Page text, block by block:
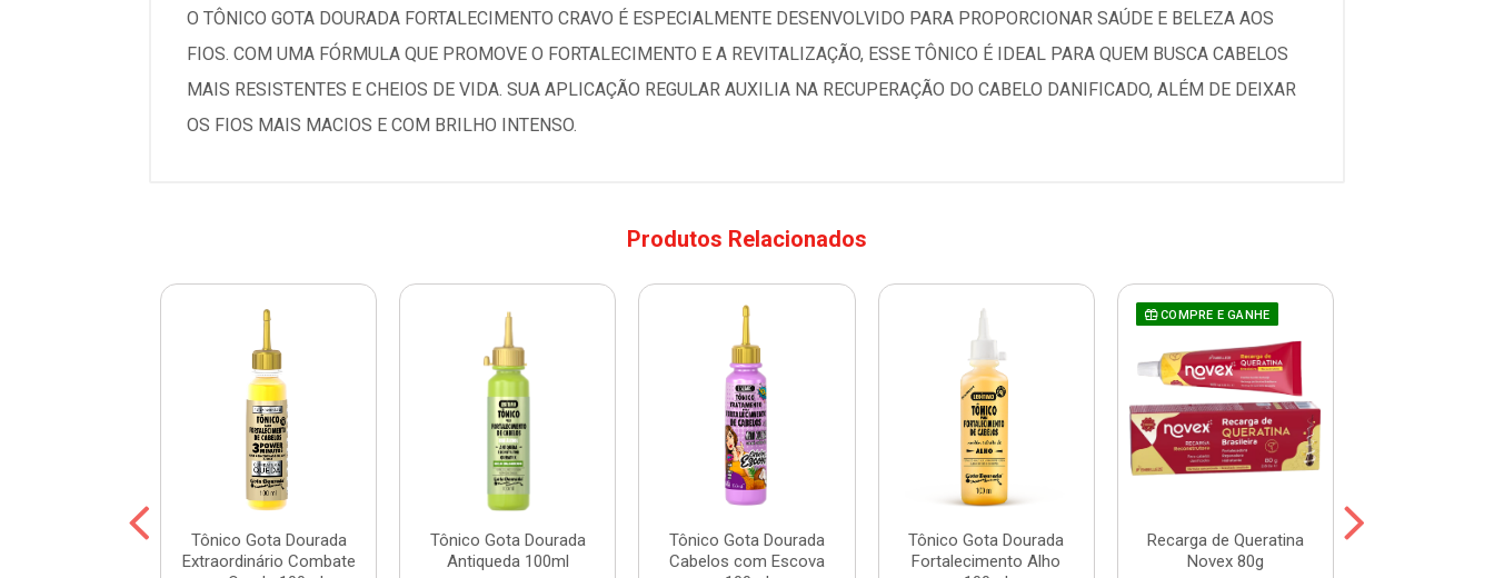
O TÔNICO GOTA DOURADA FORTALECIMENTO CRAVO É ESPECIALMENTE DESENVOLVIDO PARA PROPORCIONAR SAÚDE E BELEZA AOS
FIOS. COM UMA FÓRMULA QUE PROMOVE O FORTALECIMENTO E A REVITALIZAÇÃO, ESSE TÔNICO É IDEAL PARA QUEM BUSCA CABELOS
MAIS RESISTENTES E CHEIOS DE VIDA. SUA APLICAÇÃO REGULAR AUXILIA NA RECUPERAÇÃO DO CABELO DANIFICADO, ALÉM DE DEIXAR
OS FIOS MAIS MACIOS E COM BRILHO INTENSO.
Produtos Relacionados
Tônico Gota Dourada
Extraordinário Combate
Tônico Gota Dourada
Antiqueda 100ml
Tônico Gota Dourada
Cabelos com Escova
Tônico Gota Dourada
Fortalecimento Alho
COMPRE E GANHE
Recarga de Queratina
Novex 80g